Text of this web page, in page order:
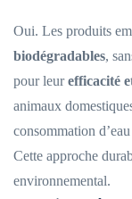
Oui. Les produits
biodégradables,
pour leurefficacité
animaux
consommation
Cette approche
environnemental.